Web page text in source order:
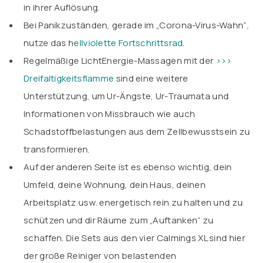
in ihrer Auflösung.
Bei Panikzuständen, gerade im „Corona-Virus-Wahn“,
nutze dashellviolette Fortschrittsrad.
Regelmäßige LichtEnergie-Massagen mit der >>>
Dreifaltigkeitsflamme sind eine weitere
Unterstützung, um Ur-Ängste, Ur-Traumata und
Informationen von Missbrauch wie auch
Schadstoffbelastungen aus dem Zellbewusstsein zu
transformieren.
Auf der anderen Seite ist es ebenso wichtig, dein
Umfeld, deine Wohnung, dein Haus, deinen
Arbeitsplatz usw. energetisch rein zu halten und zu
schützen und dir Räume zum „Auftanken“ zu
schaffen. Die Sets aus den vier Calmings XL sind hier
der große Reiniger von belastenden